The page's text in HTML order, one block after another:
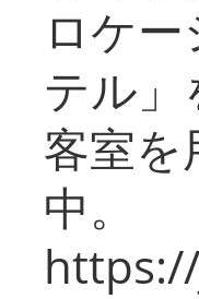
ロケ
テル
客室を
中。